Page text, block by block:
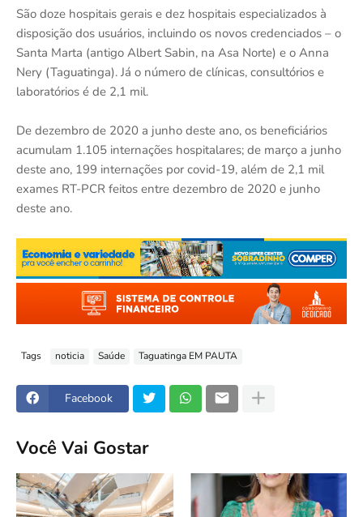
São doze hospitais gerais e dez hospitais especializados à
disposição dos usuários, incluindo os novos credenciados – o
Santa Marta (antigo Albert Sabin, na Asa Norte) e o Anna
Nery (Taguatinga). Já o número de clínicas, consultórios e
laboratórios é de 2,1 mil.
De dezembro de 2020 a junho deste ano, os beneficiários
acumulam 1.105 internações hospitalares; de março a junho
deste ano, 199 internações por covid-19, além de 2,1 mil
exames RT-PCR feitos entre dezembro de 2020 e junho
deste ano.
Tags noticia Saúde Taguatinga EM PAUTA
Facebook
Você Vai Gostar